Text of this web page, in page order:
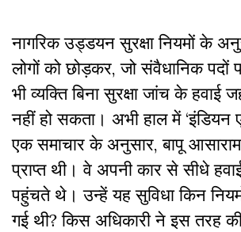
नागरिक उड्डयन सुरक्षा नियमों के
लोगों को छोड़कर, जो संवैधानिक पदों
भी व्यक्ति बिना सुरक्षा जांच के हवाई
नहीं हो सकता। अभी हाल में
एक समाचार के अनुसार, बापू
प्राप्त थी। वे अपनी कार से सीधे
पहुंचते थे। उन्हें यह सुविधा किन
गई थी? किस अधिकारी ने इस तरह